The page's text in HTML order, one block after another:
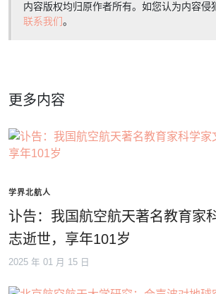
内容版权均归原作者所有。如您认为内容侵
联系我们。
更多内容
学界北航人
讣告：我国航空航天著名教育家
志逝世，享年101岁
2025 年 01 月 15 日